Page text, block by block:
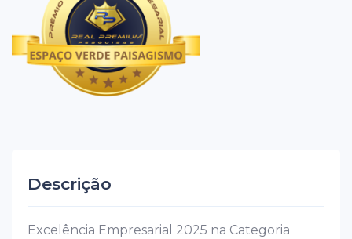
Descrição
Excelência Empresarial 2025 na Categoria